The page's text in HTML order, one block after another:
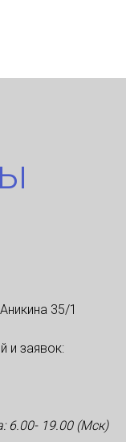
35/1
и заявок:
6.00- 19.00 (Мск)